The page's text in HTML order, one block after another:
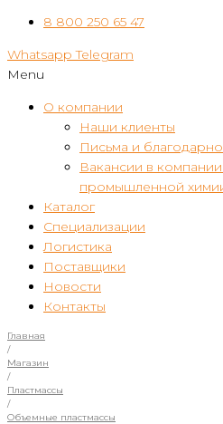
8 800 250 65 47
Whatsapp Telegram
Menu
О компании
Наши клиенты
Письма и
Вакансии в
промышленной
Каталог
Специализации
Логистика
Поставщики
Новости
Контакты
Главная
/
Магазин
/
Пластмассы
/
Объемные пластмассы